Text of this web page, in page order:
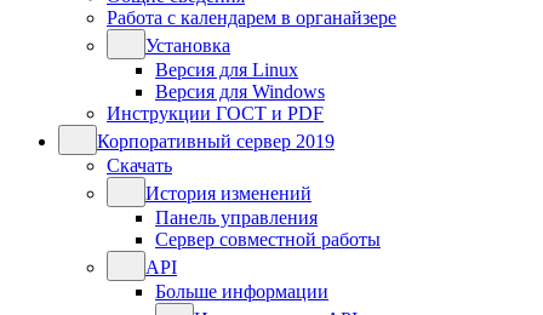
Работа с календарем в органайзере
Установка
Версия для Linux
Версия для Windows
Инструкции ГОСТ и PDF
Корпоративный сервер 2019
Скачать
История изменений
Панель управления
Сервер совместной работы
API
Больше информации